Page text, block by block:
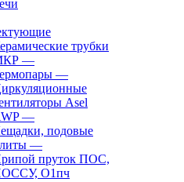
трубки
—
—
Asel
—
подовые
—
пруток ПОС,
О1пч